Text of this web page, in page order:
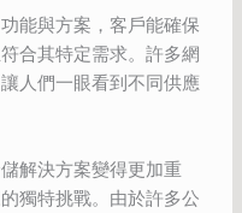
能與方案，客戶能確保
合其特定需求。許多網
人們一眼看到不同供應
解決方案變得更加重
獨特挑戰。由於許多公